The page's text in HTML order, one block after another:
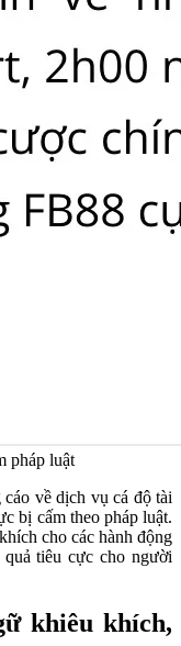
pháp luật
về dịch vụ cá độ tài
bị cấm theo pháp luật.
cho các hành động
tiêu cực cho người
khiêu khích,